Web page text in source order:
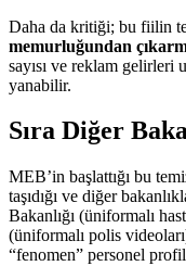
Daha da kritiği; bu fiilin
memurluğundan
sayısı ve reklam gelirleri
yanabilir.
Sıra Diğer
MEB’in başlattığı bu
taşıdığı ve diğer
Bakanlığı (üniformalı
(üniformalı polis
“fenomen” personel